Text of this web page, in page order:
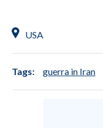
USA
Tags: guerra in Iran